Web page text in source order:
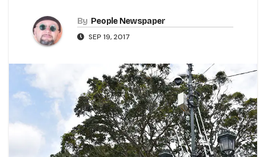
By People Newspaper
SEP 19, 2017